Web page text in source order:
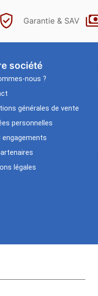
Garantie & SAV
société
nous ?
générales de vente
personnelles
engagements
légales